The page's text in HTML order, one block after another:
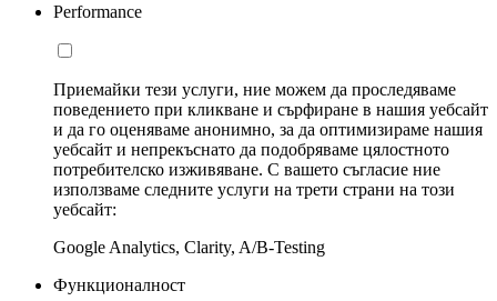
Performance
Приемайки тези услуги, ние можем да проследяваме
поведението при кликване и сърфиране в нашия уебсайт
и да го оценяваме анонимно, за да оптимизираме нашия
уебсайт и непрекъснато да подобряваме цялостното
потребителско изживяване. С вашето съгласие ние
използваме следните услуги на трети страни на този
уебсайт:
Google Analytics, Clarity, A/B-Testing
Функционалност